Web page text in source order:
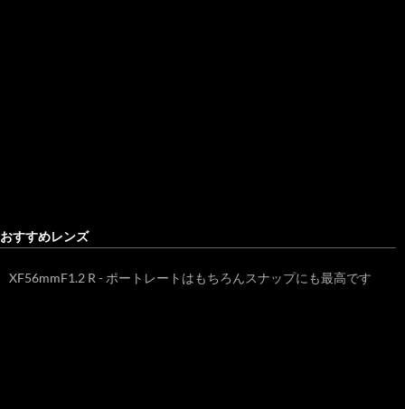
おすすめレンズ
XF56mmF1.2 R - ポートレートはもちろんスナップにも最高です